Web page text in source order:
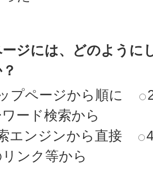
ジには、どのように
プページから順に
ード検索から
エンジンから直接
ンク等から